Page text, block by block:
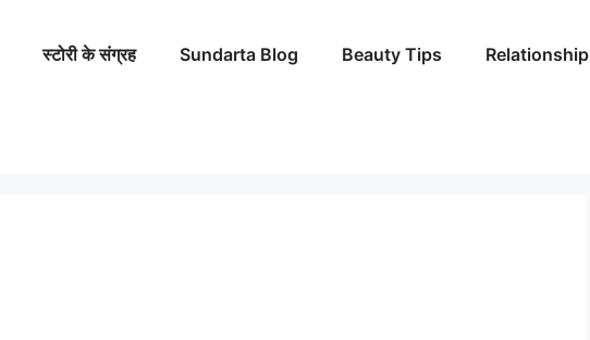
स्टोरी के संग्रह Sundarta Blog Beauty Tips Relationship